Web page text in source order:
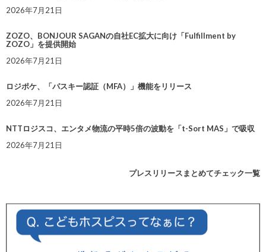
2026年7月21日
ZOZO、BONJOUR SAGANの自社EC拡大に向け「Fulfillment by
ZOZO」を提供開始
2026年7月21日
ロジポケ、「パスキー認証（MFA）」機能をリリース
2026年7月21日
NTTロジスコ、エンタメ物流の平時5倍の波動を「t-Sort MAS」で吸収
2026年7月21日
プレスリリースまとめてチェック一覧